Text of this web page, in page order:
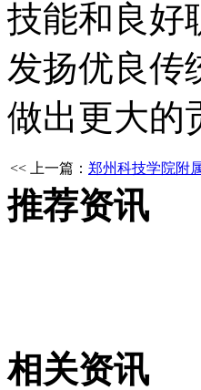
技能和良好
发扬优良传
做出更大的
<< 上一篇： 郑州科技学院附
推荐资讯
相关资讯